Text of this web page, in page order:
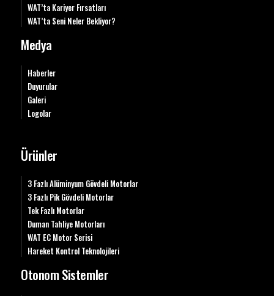
WAT’ta Kariyer Fırsatları
WAT’ta Seni Neler Bekliyor?
Medya
Haberler
Duyurular
Galeri
Logolar
Ürünler
3 Fazlı Alüminyum Gövdeli Motorlar
3 Fazlı Pik Gövdeli Motorlar
Tek Fazlı Motorlar
Duman Tahliye Motorları
WAT EC Motor Serisi
Hareket Kontrol Teknolojileri
Otonom Sistemler